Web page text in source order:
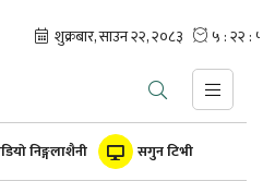
निङ्गलाशैनी सगुन टिभी